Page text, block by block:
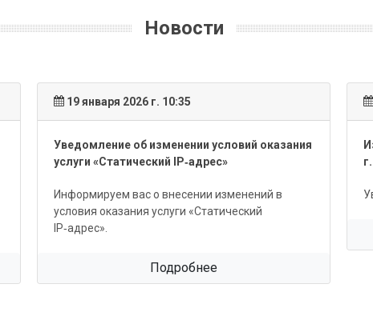
Новости
19 января 2026 г. 10:35
Уведомление об изменении условий оказания
услуги «Статический IP‑адрес»
Информируем вас о внесении изменений в
условия оказания услуги «Статический
IP‑адрес».
Подробнее
г.